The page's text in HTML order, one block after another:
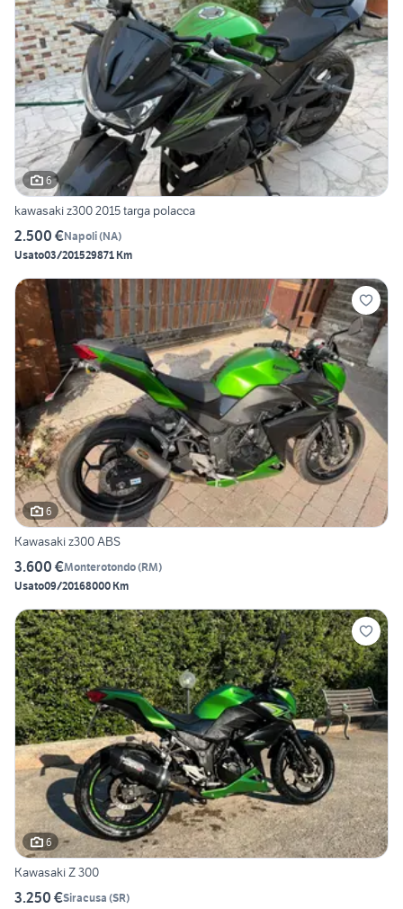
6
kawasaki z300 2015 targa polacca
2.500 €Napoli(NA)
Usato03/201529871 Km
6
Kawasaki z300 ABS
3.600 €Monterotondo(RM)
Usato09/20168000 Km
6
Kawasaki Z 300
3.250 €Siracusa (SR)